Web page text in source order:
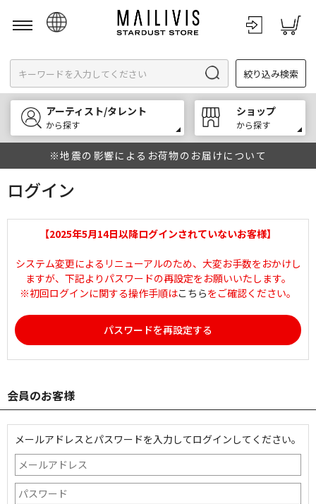
English
한국어
中文
絞り込み検索
アーティスト/タレント
から探す
ショップ
から探す
※地震の影響によるお荷物のお届けについて
ログイン
【2025年5月14日以降ログインされていないお客様】
システム変更によるリニューアルのため、大変お手数をおかけし
ますが、下記よりパスワードの再設定をお願いいたします。
※初回ログインに関する操作手順はこちらをご確認ください。
パスワードを再設定する
会員のお客様
メールアドレスとパスワードを入力してログインしてください。